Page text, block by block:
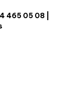
465 05 08 |